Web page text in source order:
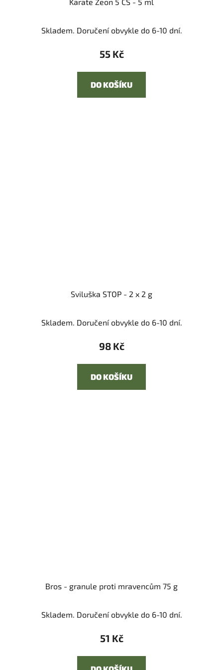
Skladem. Doručení obvykle do 6-10 dní.
55 Kč
DO KOŠÍKU
Sviluška STOP - 2 x 2 g
Skladem. Doručení obvykle do 6-10 dní.
98 Kč
DO KOŠÍKU
Bros - granule proti mravencům 75 g
Skladem. Doručení obvykle do 6-10 dní.
51 Kč